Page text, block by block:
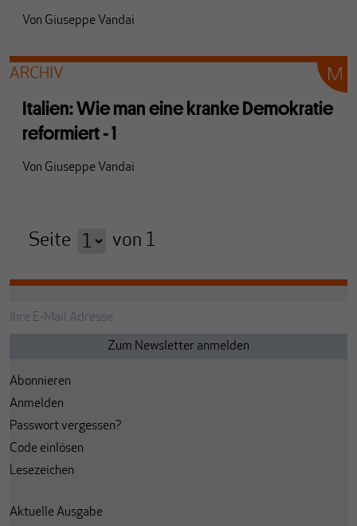
Von Giuseppe Vandai
ARCHIV
Italien: Wie man eine kranke Demokratie
reformiert - 1
Von Giuseppe Vandai
Seite von 1
Abonnieren
Anmelden
Passwort vergessen?
Code einlösen
Lesezeichen
Aktuelle Ausgabe